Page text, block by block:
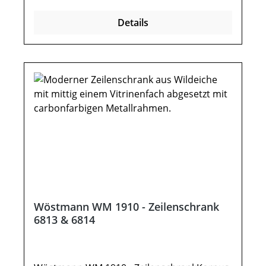
Beleuchtung 4,5 W inkl. Trafo mit Stecker
(Restmontage kann erforderlich
sein).Farben können auf verschiedenen
Bildschirmen abweichen. Deko oder andere
Beimöbel sind nicht enthalten. Abbildung
Details
Wöstmann WM 1910 - Zeilenschrank
6813 & 6814